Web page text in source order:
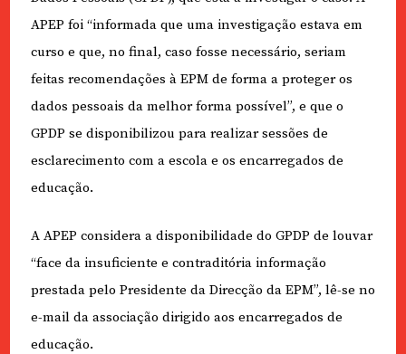
APEP foi “informada que uma investigação estava em
curso e que, no final, caso fosse necessário, seriam
feitas recomendações à EPM de forma a proteger os
dados pessoais da melhor forma possível”, e que o
GPDP se disponibilizou para realizar sessões de
esclarecimento com a escola e os encarregados de
educação.
A APEP considera a disponibilidade do GPDP de louvar
“face da insuficiente e contraditória informação
prestada pelo Presidente da Direcção da EPM”, lê-se no
e-mail da associação dirigido aos encarregados de
educação.